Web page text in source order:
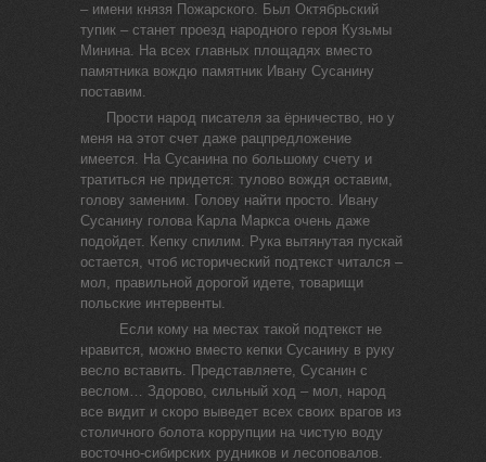
– имени князя Пожарского. Был Октябрьский
тупик – станет проезд народного героя Кузьмы
Минина. На всех главных площадях вместо
памятника вождю памятник Ивану Сусанину
поставим.
Прости народ писателя за ёрничество, но у
меня на этот счет даже рацпредложение
имеется. На Сусанина по большому счету и
тратиться не придется: тулово вождя оставим,
голову заменим. Голову найти просто. Ивану
Сусанину голова Карла Маркса очень даже
подойдет. Кепку спилим. Рука вытянутая пускай
остается, чтоб исторический подтекст читался –
мол, правильной дорогой идете, товарищи
польские интервенты.
Если кому на местах такой подтекст не
нравится, можно вместо кепки Сусанину в руку
весло вставить. Представляете, Сусанин с
веслом… Здорово, сильный ход – мол, народ
все видит и скоро выведет всех своих врагов из
столичного болота коррупции на чистую воду
восточно-сибирских рудников и лесоповалов.